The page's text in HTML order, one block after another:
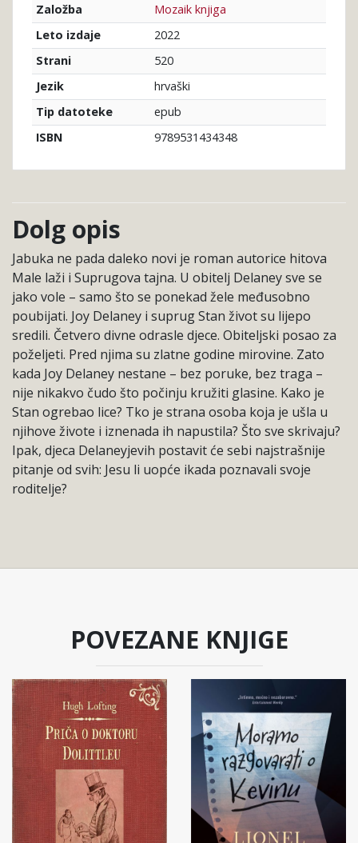
Založba
Mozaik knjiga
Leto izdaje
2022
Strani
520
Jezik
hrvaški
Tip datoteke
epub
ISBN
9789531434348
Dolg opis
Jabuka ne pada daleko novi je roman autorice hitova
Male laži i Suprugova tajna. U obitelj Delaney sve se
jako vole – samo što se ponekad žele međusobno
poubijati. Joy Delaney i suprug Stan život su lijepo
sredili. Četvero divne odrasle djece. Obiteljski posao za
poželjeti. Pred njima su zlatne godine mirovine. Zato
kada Joy Delaney nestane – bez poruke, bez traga –
nije nikakvo čudo što počinju kružiti glasine. Kako je
Stan ogrebao lice? Tko je strana osoba koja je ušla u
njihove živote i iznenada ih napustila? Što sve skrivaju?
Ipak, djeca Delaneyjevih postavit će sebi najstrašnije
pitanje od svih: Jesu li uopće ikada poznavali svoje
roditelje?
POVEZANE KNJIGE